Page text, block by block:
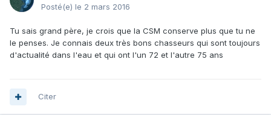
Posté(e) le 2 mars 2016
Tu sais grand père, je crois que la CSM conserve plus que tu ne
le penses. Je connais deux très bons chasseurs qui sont toujours
d'actualité dans l'eau et qui ont l'un 72 et l'autre 75 ans
Citer